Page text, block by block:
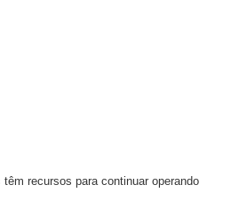
recursos para continuar operando